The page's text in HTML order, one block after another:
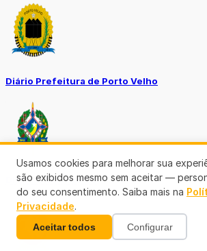
Diário Prefeitura de Porto Velho
Diário Oficial de RO
Usamos cookies para melhorar sua
são exibidos mesmo sem aceitar —
do seu consentimento. Saiba mais na
Privacidade.
Aceitar todos Configurar